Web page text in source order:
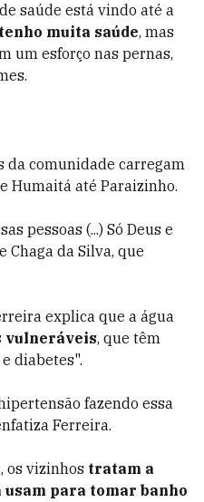
saúde está vindo até a
muita saúde, mas
um esforço nas pernas,
da comunidade carregam
Humaitá até Paraizinho.
pessoas (...) Só Deus e
Chaga da Silva, que
explica que a água
vulneráveis, que têm
diabetes".
fazendo essa
Ferreira.
os vizinhos tratam a
usam para tomar banho